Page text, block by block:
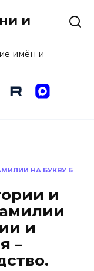
и
имён и
НА БУКВУ Б
и
и
–